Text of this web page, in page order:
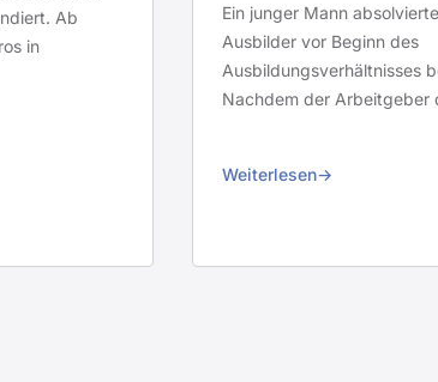
Ab
in
Ein junger Mann
Ausbilder vor Beginn des
Ausbildungsverhältnisses
Nachdem der Arbeitgeber
Weiterlesen